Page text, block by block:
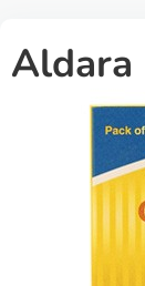
Aldara